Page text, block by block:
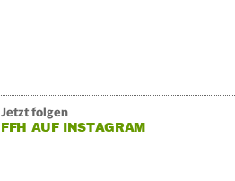
Jetzt folgen
FFH AUF INSTAGRAM